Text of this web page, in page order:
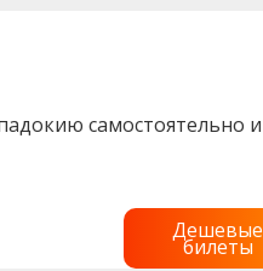
самостоятельно и
Дешевые
билеты